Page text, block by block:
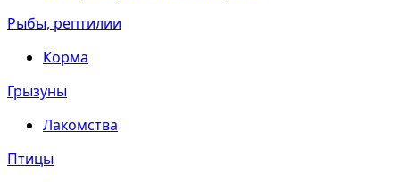
Рыбы, рептилии
Корма
Грызуны
Лакомства
Птицы